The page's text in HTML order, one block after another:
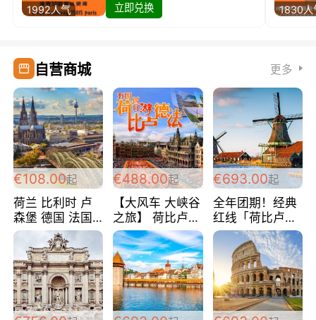
1992人气
立即兑换
1830人
自营商城 更多
€108.00起
荷兰 比利时 卢
森堡 德国 法国
超爽玩遍西欧 循
环线 全程四星宾
馆 108欧/人/天
€488.00起
【大风车 大峡谷
之旅】 荷比卢德
法 巴黎上下 经
典五国四日游
488欧/人
€693.00起
全年团期！经典
红线「荷比卢德
法」七天循环 五
国 仅售99欧/人/
天！巴黎上下！
包拼房~